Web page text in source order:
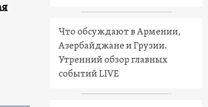
Что обсуждают в Армении,
Азербайджане и Грузии.
Утренний обзор главных
событий LIVE